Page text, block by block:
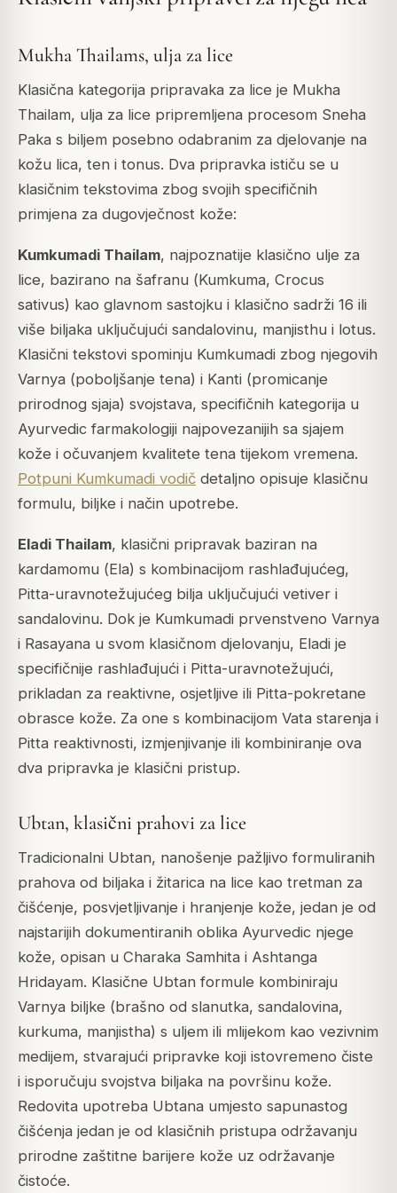
Mukha Thailams, ulja za lice
Klasična kategorija pripravaka za lice je Mukha
Thailam, ulja za lice pripremljena procesom Sneha
Paka s biljem posebno odabranim za djelovanje na
kožu lica, ten i tonus. Dva pripravka ističu se u
klasičnim tekstovima zbog svojih specifičnih
primjena za dugovječnost kože:
Kumkumadi Thailam, najpoznatije klasično ulje za
lice, bazirano na šafranu (Kumkuma, Crocus
sativus) kao glavnom sastojku i klasično sadrži 16 ili
više biljaka uključujući sandalovinu, manjisthu i lotus.
Klasični tekstovi spominju Kumkumadi zbog njegovih
Varnya (poboljšanje tena) i Kanti (promicanje
prirodnog sjaja) svojstava, specifičnih kategorija u
Ayurvedic farmakologiji najpovezanijih sa sjajem
kože i očuvanjem kvalitete tena tijekom vremena.
Potpuni Kumkumadi vodič detaljno opisuje klasičnu
formulu, biljke i način upotrebe.
Eladi Thailam, klasični pripravak baziran na
kardamomu (Ela) s kombinacijom rashlađujućeg,
Pitta-uravnotežujućeg bilja uključujući vetiver i
sandalovinu. Dok je Kumkumadi prvenstveno Varnya
i Rasayana u svom klasičnom djelovanju, Eladi je
specifičnije rashlađujući i Pitta-uravnotežujući,
prikladan za reaktivne, osjetljive ili Pitta-pokretane
obrasce kože. Za one s kombinacijom Vata starenja i
Pitta reaktivnosti, izmjenjivanje ili kombiniranje ova
dva pripravka je klasični pristup.
Ubtan, klasični prahovi za lice
Tradicionalni Ubtan, nanošenje pažljivo formuliranih
prahova od biljaka i žitarica na lice kao tretman za
čišćenje, posvjetljivanje i hranjenje kože, jedan je od
najstarijih dokumentiranih oblika Ayurvedic njege
kože, opisan u Charaka Samhita i Ashtanga
Hridayam. Klasične Ubtan formule kombiniraju
Varnya biljke (brašno od slanutka, sandalovina,
kurkuma, manjistha) s uljem ili mlijekom kao vezivnim
medijem, stvarajući pripravke koji istovremeno čiste
i isporučuju svojstva biljaka na površinu kože.
Redovita upotreba Ubtana umjesto sapunastog
čišćenja jedan je od klasičnih pristupa održavanju
prirodne zaštitne barijere kože uz održavanje
čistoće.